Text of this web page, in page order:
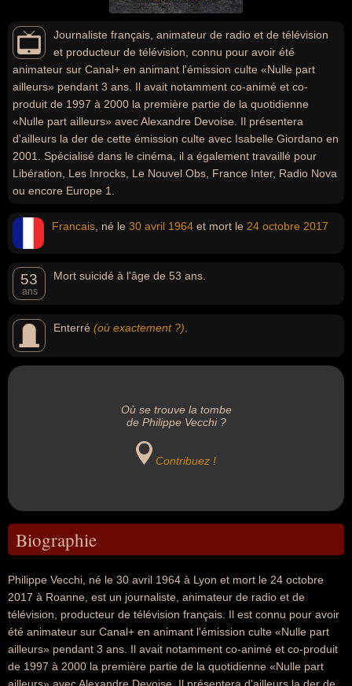
Journaliste français, animateur de radio et de télévision
et producteur de télévision, connu pour avoir été
animateur sur Canal+ en animant l'émission culte «Nulle part
ailleurs» pendant 3 ans. Il avait notamment co-animé et co-
produit de 1997 à 2000 la première partie de la quotidienne
«Nulle part ailleurs» avec Alexandre Devoise. Il présentera
d'ailleurs la der de cette émission culte avec Isabelle Giordano en
2001. Spécialisé dans le cinéma, il a également travaillé pour
Libération, Les Inrocks, Le Nouvel Obs, France Inter, Radio Nova
ou encore Europe 1.
Francais , né le 30 avril 1964 et mort le 24 octobre 2017
53
ans
Mort suicidé à l'âge de 53 ans.
Enterré (où exactement ?)
Où se trouve la tombe
de Philippe Vecchi ?
Contribuez !
Biographie
Philippe Vecchi, né le 30 avril 1964 à Lyon et mort le 24 octobre
2017 à Roanne, est un journaliste, animateur de radio et de
télévision, producteur de télévision français. Il est connu pour avoir
été animateur sur Canal+ en animant l'émission culte «Nulle part
ailleurs» pendant 3 ans. Il avait notamment co-animé et co-produit
de 1997 à 2000 la première partie de la quotidienne «Nulle part